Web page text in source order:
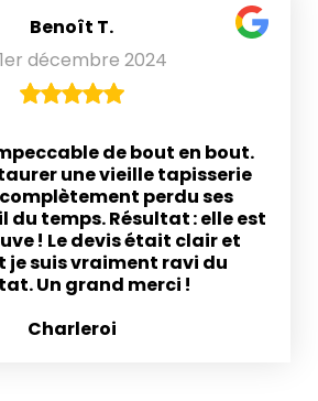
Benoît T.
décembre 2024
de bout en bout.
une vieille tapisserie
perdu ses
du temps. Résultat : elle est
! Le devis était clair et
je suis vraiment ravi du
Un grand merci !
Charleroi